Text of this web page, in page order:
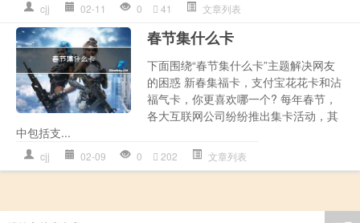
cjj 02-11 0 41 文章列表
春节集什么卡
下面围绕“春节集什么卡”主题解决网友
的困惑 新春集福卡，支付宝花花卡和沾
福气卡，你更喜欢哪一个? 每年春节，
各大互联网公司纷纷推出集卡活动，其
中包括支...
cjj 02-09 0 202 文章列表